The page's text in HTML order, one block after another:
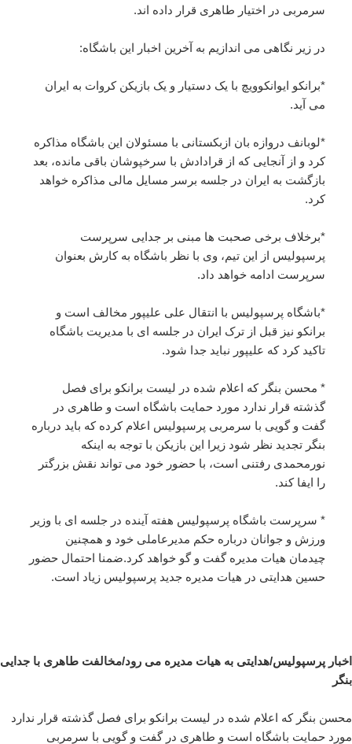
سرمربی در اختیار طاهری قرار داده اند.
در زیر نگاهی می اندازیم به آخرین اخبار این باشگاه:
*برانکو ایوانکوویچ با یک دستیار و یک بازیکن کروات به ایران
می آید.
*لوبانف دروازه بان ازبکستانی با مسئولان این باشگاه مذاکره
کرد و از آنجایی که از قرادادش با سرخپوشان باقی مانده، بعد
بازگشت به ایران در جلسه برسر مسایل مالی مذاکره خواهد
کرد.
*برخلاف برخی صحبت ها مبنی بر جدایی سرپرست
پرسپولیس از این تیم، وی با نظر باشگاه به کارش بعنوان
سرپرست ادامه خواهد داد.
*باشگاه پرسپولیس با انتقال علی علیپور مخالف است و
برانکو نیز قبل از ترک ایران در جلسه ای با مدیریت باشگاه
تاکید کرد که علیپور نباید جدا شود.
* محسن بنگر که اعلام شده در لیست برانکو برای فصل
گذشته قرار ندارد مورد حمایت باشگاه است و طاهری در
گفت و گویی با سرمربی پرسپولیس اعلام کرده که باید درباره
بنگر تجدید نظر شود زیرا این بازیکن با توجه به اینکه
نورمحمدی رفتنی است، با حضور خود می تواند نقش بزرگتر
را ایفا کند.
* سرپرست باشگاه پرسپولیس هفته آینده در جلسه ای با وزیر
ورزش و جوانان درباره حکم مدیرعاملی خود و همچنین
چیدمان هیات مدیره گفت و گو خواهد کرد.ضمنا احتمال حضور
حسین هدایتی در هیات مدیره جدید پرسپولیس زیاد است.
اخبار پرسپولیس/هدایتی به هیات مدیره می رود/مخالفت طاهری با جدایی
بنگر
محسن بنگر که اعلام شده در لیست برانکو برای فصل گذشته قرار ندارد
مورد حمایت باشگاه است و طاهری در گفت و گویی با سرمربی